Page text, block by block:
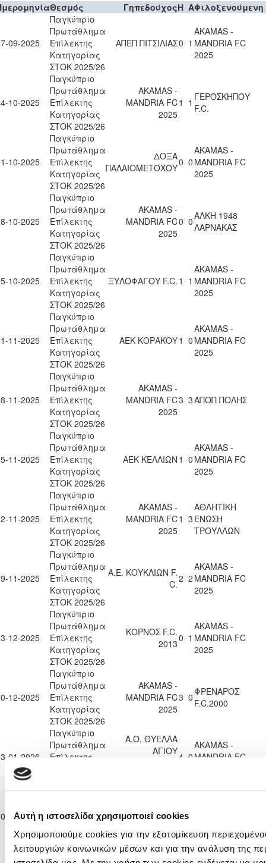
Αυτή η ιστοσελίδα χρησιμοποιεί cookies
Χρησιμοποιούμε cookies για την εξατομίκευση
λειτουργιών κοινωνικών μέσων και για την ανάλυση της
Θεσμός ΓηπεδούχοςH AΦιλοξενούμενη
09-2025
Παγκύπριο
Πρωτάθλημα
Επίλεκτης
Κατηγορίας
ΣΤΟΚ 2025/26
ΑΠΕΠ ΠΙΤΣΙΛΙΑΣ0 1
AKAMAS -
MANDRIA FC
2025
10-2025
Παγκύπριο
Πρωτάθλημα
Επίλεκτης
Κατηγορίας
ΣΤΟΚ 2025/26
AKAMAS -
MANDRIA FC
2025
1 1 ΓΕΡΟΣΚΗΠΟΥ
F.C.
10-2025
Παγκύπριο
Πρωτάθλημα
Επίλεκτης
Κατηγορίας
ΣΤΟΚ 2025/26
ΔΟΞΑ
ΠΑΛΑΙΟΜΕΤΟΧΟΥ0 0
AKAMAS -
MANDRIA FC
2025
10-2025
Παγκύπριο
Πρωτάθλημα
Επίλεκτης
Κατηγορίας
ΣΤΟΚ 2025/26
AKAMAS -
MANDRIA FC
2025
0 0ΑΛΚΗ 1948
ΛΑΡΝΑΚΑΣ
10-2025
Παγκύπριο
Πρωτάθλημα
Επίλεκτης
Κατηγορίας
ΣΤΟΚ 2025/26
ΞΥΛΟΦΑΓΟΥ F.C. 1 1
AKAMAS -
MANDRIA FC
2025
11-2025
Παγκύπριο
Πρωτάθλημα
Επίλεκτης
Κατηγορίας
ΣΤΟΚ 2025/26
ΑΕΚ ΚΟΡΑΚΟΥ1 0
AKAMAS -
MANDRIA FC
2025
11-2025
Παγκύπριο
Πρωτάθλημα
Επίλεκτης
Κατηγορίας
ΣΤΟΚ 2025/26
AKAMAS -
MANDRIA FC
2025
3 3ΑΠΟΠ ΠΟΛΗΣ
11-2025
Παγκύπριο
Πρωτάθλημα
Επίλεκτης
Κατηγορίας
ΣΤΟΚ 2025/26
ΑΕΚ ΚΕΛΛΙΩΝ 1 0
AKAMAS -
MANDRIA FC
2025
11-2025
Παγκύπριο
Πρωτάθλημα
Επίλεκτης
Κατηγορίας
ΣΤΟΚ 2025/26
AKAMAS -
MANDRIA FC
2025
1 3
ΑΘΛΗΤΙΚΗ
ΕΝΩΣΗ
ΤΡΟΥΛΛΩΝ
11-2025
Παγκύπριο
Πρωτάθλημα
Επίλεκτης
Κατηγορίας
ΣΤΟΚ 2025/26
Α.Ε. ΚΟΥΚΛΙΩΝ F.
C.2 2
AKAMAS -
MANDRIA FC
2025
12-2025
Παγκύπριο
Πρωτάθλημα
Επίλεκτης
Κατηγορίας
ΣΤΟΚ 2025/26
ΚΟΡΝΟΣ F.C.
20130 1
AKAMAS -
MANDRIA FC
2025
12-2025
Παγκύπριο
Πρωτάθλημα
Επίλεκτης
Κατηγορίας
ΣΤΟΚ 2025/26
AKAMAS -
MANDRIA FC
2025
3 0 ΦΡΕΝΑΡΟΣ
F.C.2000
01-2026
Παγκύπριο
Πρωτάθλημα
Επίλεκτης
Α.Ο. ΘΥΕΛΛΑ
ΑΓΙΟΥ4 0
AKAMAS -
MANDRIA FC
01-2026
Παγκύπριο
Επίλεκτης
ΣΤΟΚ 2025/26
MANDRIA FC2 0
Παγκύπριο